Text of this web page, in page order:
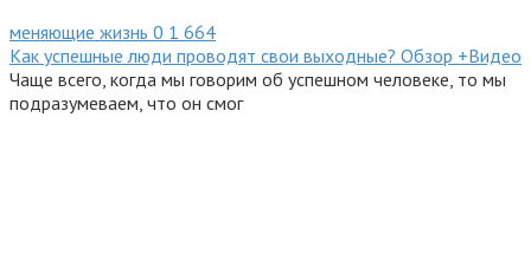
меняющие жизнь 0 1 664
Как успешные люди проводят свои выходные? Обзор +Видео
Чаще всего, когда мы говорим об успешном человеке, то мы
подразумеваем, что он смог